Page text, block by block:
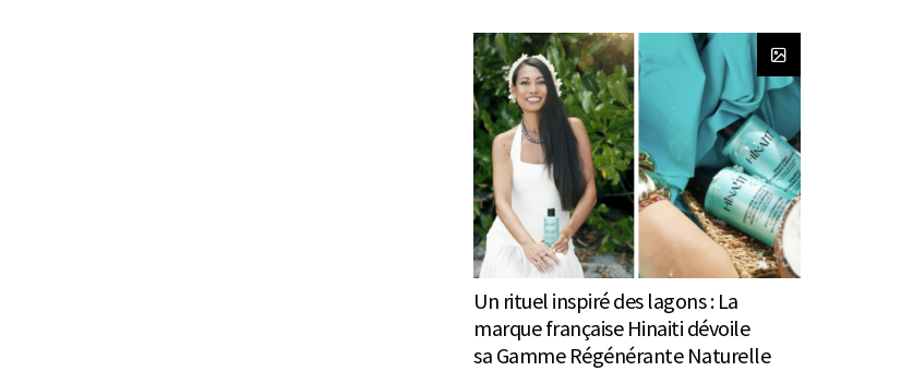
Un rituel inspiré des lagons : La
marque française Hinaiti dévoile
sa Gamme Régénérante Naturelle